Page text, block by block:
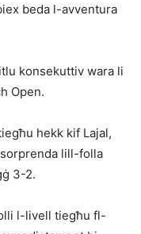
beda l-avventura
konsekuttiv wara li
Open.
hekk kif Lajal,
lill-folla
3-2.
l-livell tiegħu fl-